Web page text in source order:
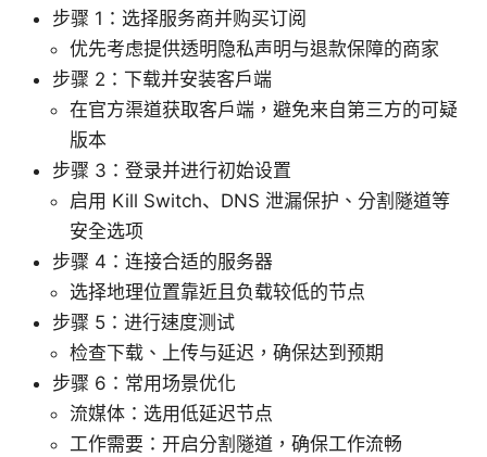
步骤 1：选择服务商并购买订阅
优先考虑提供透明隐私声明与退款保障的商家
步骤 2：下载并安装客户端
在官方渠道获取客户端，避免来自第三方的可疑
版本
步骤 3：登录并进行初始设置
启用 Kill Switch、DNS 泄漏保护、分割隧道等
安全选项
步骤 4：连接合适的服务器
选择地理位置靠近且负载较低的节点
步骤 5：进行速度测试
检查下载、上传与延迟，确保达到预期
步骤 6：常用场景优化
流媒体：选用低延迟节点
工作需要：开启分割隧道，确保工作流畅